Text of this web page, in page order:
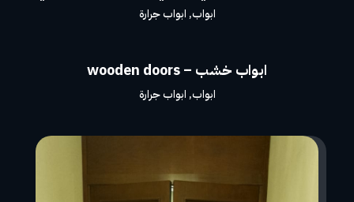
ابواب, ابواب جرارة
ابواب خشب – wooden doors
ابواب,ابواب جرارة